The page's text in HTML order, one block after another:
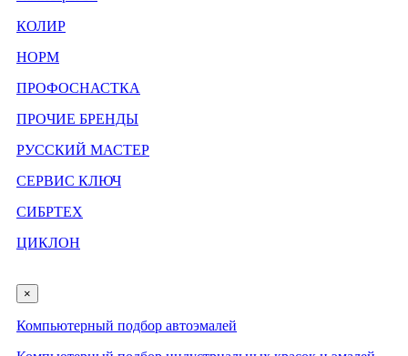
КОЛИР
НОРМ
ПРОФОСНАСТКА
ПРОЧИЕ БРЕНДЫ
РУССКИЙ МАСТЕР
СЕРВИС КЛЮЧ
СИБРТЕХ
ЦИКЛОН
×
Компьютерный подбор автоэмалей